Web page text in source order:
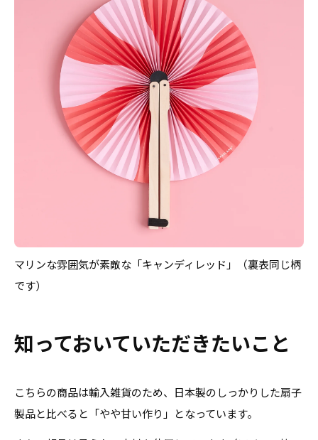
マリンな雰囲気が素敵な「キャンディレッド」（裏表同じ柄
です）
知っておいていただきたいこと
こちらの商品は輸入雑貨のため、日本製のしっかりした扇子
製品と比べると「やや甘い作り」となっています。